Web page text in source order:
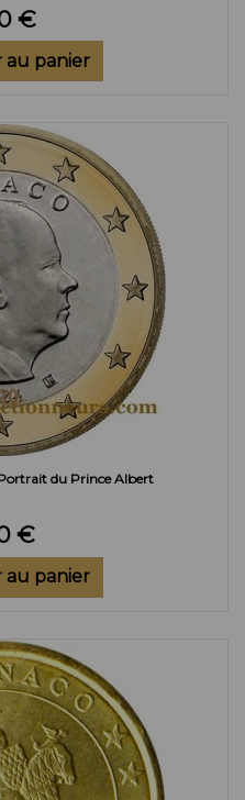
€
au panier
du Prince Albert
€
au panier